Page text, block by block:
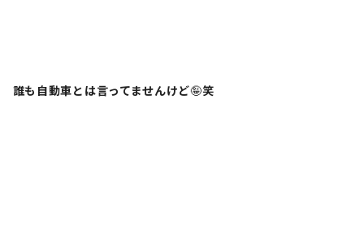
誰も自動車とは言ってませんけど🤪笑